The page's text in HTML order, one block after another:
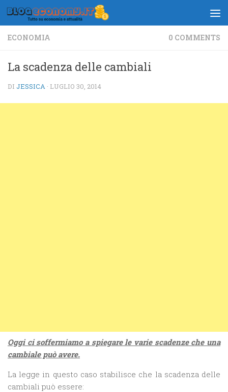
Salta al contenuto
ECONOMIA 0 COMMENTS
La scadenza delle cambiali
DI JESSICA · LUGLIO 30, 2014
Oggi ci soffermiamo a spiegare le varie scadenze che una
cambiale può avere.
La legge in questo caso stabilisce che la scadenza delle
cambiali può essere: